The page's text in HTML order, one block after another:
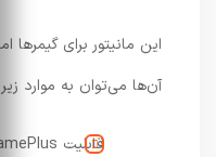
این مانیتور برای گیمرها
آن‌ها می‌توان به موارد زیر